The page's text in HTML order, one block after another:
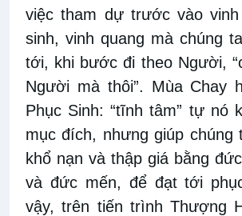
việc tham dự trước vào vinh
sinh, vinh quang mà chúng
tới, khi bước đi theo Người,
Người mà thôi”. Mùa Chay
Phục Sinh: “tĩnh tâm” tự nó
mục đích, nhưng giúp chúng
khổ nạn và thập giá bằng
và đức mến, để đạt tới
vậy, trên tiến trình Thượng